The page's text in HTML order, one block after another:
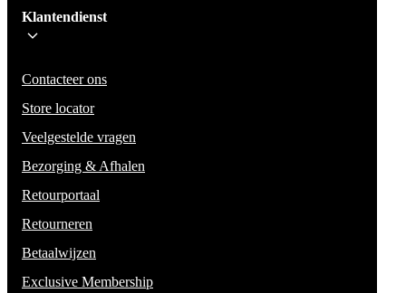
Wees op de hoogte voor het laatste nieuws, campagnes en acties. We
mail niet delen en geen spam verzenden.
Klantendienst
Contacteer ons
Store locator
Veelgestelde vragen
Bezorging & Afhalen
Retourportaal
Retourneren
Betaalwijzen
Exclusive Membership